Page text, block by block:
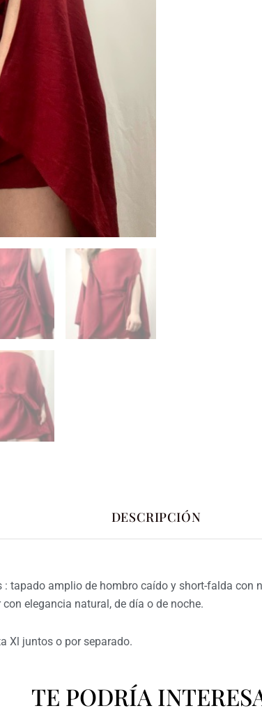
DESCRIPCIÓN
: tapado amplio de hombro caído y short-falda con
elegancia natural, de día o de noche.
Xl juntos o por separado.
TE PODRÍA